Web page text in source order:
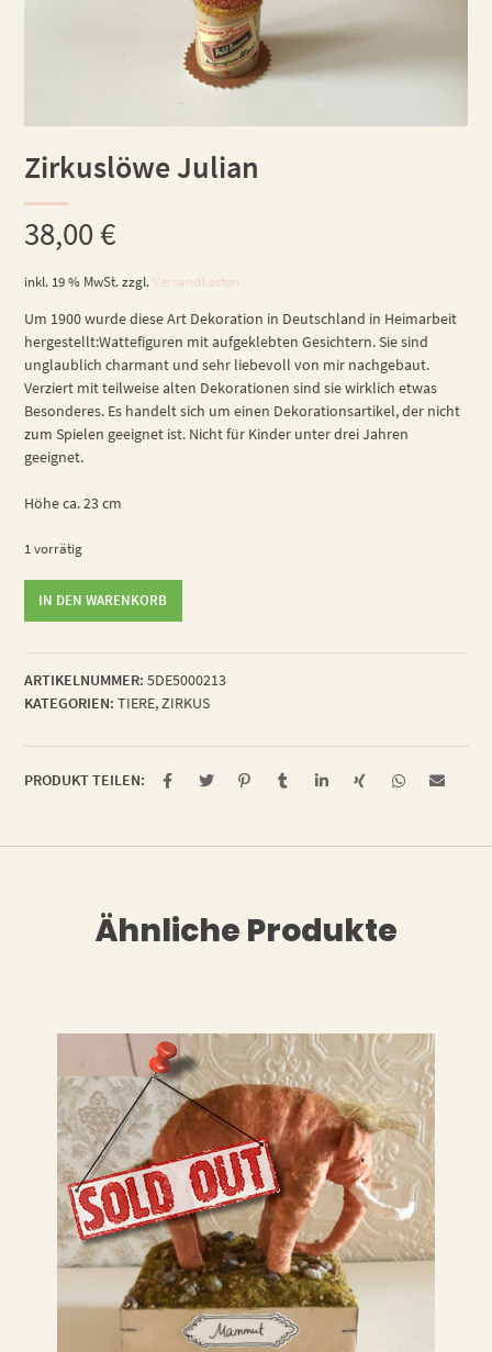
Zirkuslöwe Julian
38,00€
inkl. 19 % MwSt. zzgl.Versandkosten
Um 1900 wurde diese Art Dekoration in Deutschland in Heimarbeit
hergestellt:Wattefiguren mit aufgeklebten Gesichtern. Sie sind
unglaublich charmant und sehr liebevoll von mir nachgebaut.
Verziert mit teilweise alten Dekorationen sind sie wirklich etwas
Besonderes. Es handelt sich um einen Dekorationsartikel, der nicht
zum Spielen geeignet ist. Nicht für Kinder unter drei Jahren
geeignet.
Höhe ca. 23 cm
1 vorrätig
IN DEN WARENKORB
ARTIKELNUMMER: 5DE5000213
KATEGORIEN: TIERE,ZIRKUS
PRODUKT TEILEN:
Ähnliche Produkte